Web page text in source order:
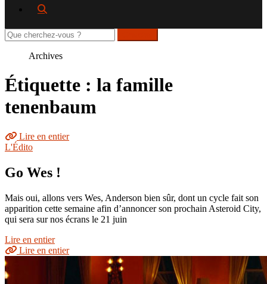
Rechercher
sur
Archives
Étiquette : la famille
tenenbaum
Lire en entier
L'Édito
Go Wes !
Mais oui, allons vers Wes, Anderson bien sûr, dont un cycle fait son
apparition cette semaine afin d’annoncer son prochain Asteroid City,
qui sera sur nos écrans le 21 juin
Lire en entier
Lire en entier